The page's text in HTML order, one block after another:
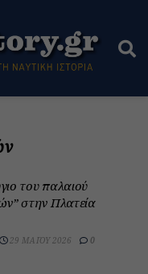
του παλαιού
στην Πλατεία
29 ΜΑΪ́ΟΥ 2026 0